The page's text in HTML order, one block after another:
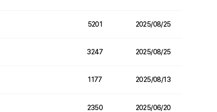
5201 2025/08/25
3247 2025/08/25
1177 2025/08/13
2350 2025/06/20